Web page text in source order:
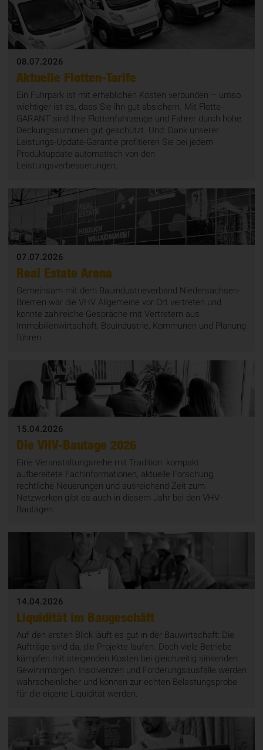
08.07.2026
Aktuelle Flotten-Tarife
Ein Fuhrpark ist mit erheblichen Kosten verbunden – umso
wichtiger ist es, dass Sie ihn gut absichern. Mit Flotte-
GARANT sind Ihre Flottenfahrzeuge und Fahrer durch hohe
Deckungssummen gut geschützt. Und: Dank unserer
Leistungs-Update-Garantie profitieren Sie bei jedem
Produktupdate automatisch von den
Leistungsverbesserungen.
07.07.2026
Real Estate Arena
Gemeinsam mit dem Bauindustrieverband Niedersachsen-
Bremen war die VHV Allgemeine vor Ort vertreten und
konnte zahlreiche Gespräche mit Vertretern aus
Immobilienwirtschaft, Bauindustrie, Kommunen und Planung
führen.
15.04.2026
Die VHV-Bautage 2026
Eine Veranstaltungsreihe mit Tradition: kompakt
aufbereitete Fachinformationen, aktuelle Forschung,
rechtliche Neuerungen und ausreichend Zeit zum
Netzwerken gibt es auch in diesem Jahr bei den VHV-
Bautagen.
14.04.2026
Liquidität im Baugeschäft
Auf den ersten Blick läuft es gut in der Bauwirtschaft: Die
Aufträge sind da, die Projekte laufen. Doch viele Betriebe
kämpfen mit steigenden Kosten bei gleichzeitig sinkenden
Gewinnmargen. Insolvenzen und Forderungsausfälle werden
wahrscheinlicher und können zur echten Belastungsprobe
für die eigene Liquidität werden.